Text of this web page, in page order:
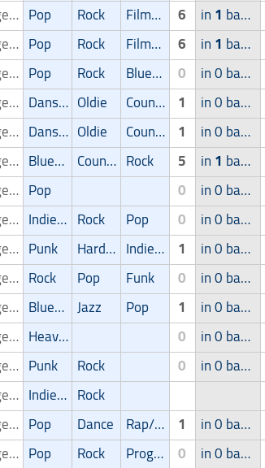
Zanger/Zangeres Pop Rock Filmmuziek 6 in1 band
Zanger/Zangeres Pop Rock Filmmuziek 6 in1 band
Zanger/Zangeres Pop Rock Blues/Swing 0 in 0 band
Zanger/Zangeres Dans/Amusementsmuziek Oldie Country 1 in 0 band
Zanger/Zangeres Dans/Amusementsmuziek Oldie Country 1 in 0 band
Zanger/Zangeres Blues/Swing Country Rock 5 in1 band
Zanger/Zangeres Pop 0 in 0 band
Zanger/Zangeres Indie/Alternative Rock Pop 0 in 0 band
Zanger/Zangeres Punk Hardcore Indie/Alternative 1 in 0 band
Zanger/Zangeres Rock Pop Funk 0 in 0 band
Zanger/Zangeres Blues/Swing Jazz Pop 1 in 0 band
Zanger/Zangeres Heavy-metal 0 in 0 band
Zanger/Zangeres Punk Rock 0 in 0 band
Zanger/Zangeres Indie/Alternative Rock
Zanger/Zangeres Pop Dance Rap/Hip-Hop/RnB 1 in 0 band
Zanger/Zangeres Pop Rock Progressive 0 in 0 band